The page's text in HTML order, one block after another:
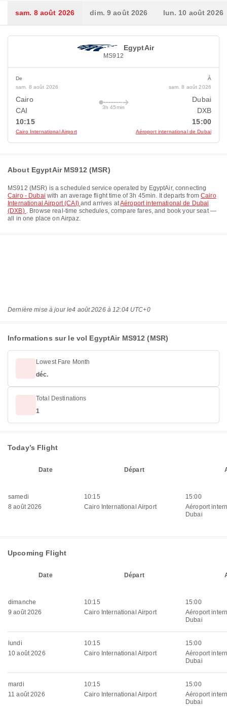
sam. 8 août 2026 dim. 9 août 2026 lun. 10 août 2026
EgyptAir
MS912
De
sam. 8 août 2026
Cairo
CAI
10:15
Cairo International Airport
3h 45min
À
sam. 8 août 2026
Dubai
DXB
15:00
Aéroport international de Dubai
About EgyptAir MS912 (MSR)
MS912 (MSR) is a scheduled service operated by EgyptAir, connecting
Cairo - Dubai with an average flight time of3h 45min. It departs from Cairo
International Airport (CAI) and arrives atAéroport international de Dubai
(DXB) . Browse real-time schedules, compare fares, and book your seat —
all in one place on Airpaz.
Dernière mise à jour le4 août 2026 à 12:04 UTC+0
Informations sur le vol EgyptAir MS912 (MSR)
Lowest Fare Month
déc.
Total Destinations
1
Today’s Flight
Date Départ
samedi
8 août 2026
10:15
Cairo International Airport
15:00
Aéroport
Dubai
Upcoming Flight
Date Départ
dimanche
9 août 2026
10:15
Cairo International Airport
15:00
Aéroport
Dubai
lundi
10 août 2026
10:15
Cairo International Airport
15:00
Aéroport
Dubai
mardi
11 août 2026
10:15
Cairo International Airport
15:00
Aéroport
Dubai